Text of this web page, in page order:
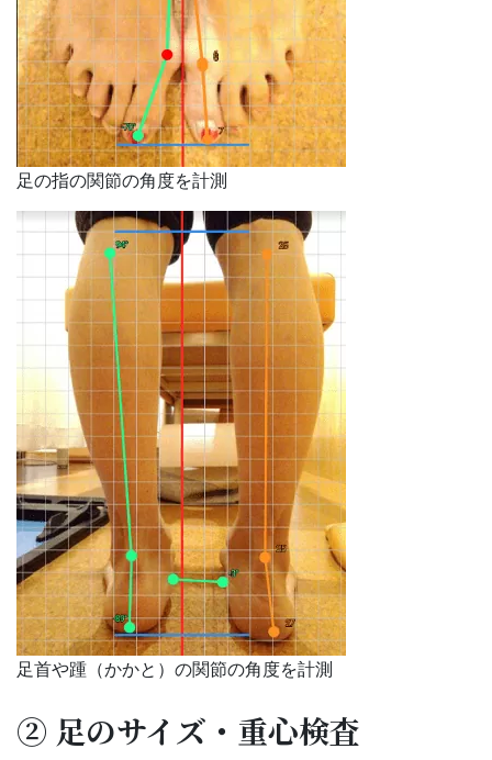
足の指の関節の角度を計測
足首や踵（かかと）の関節の角度を計測
② 足のサイズ・重心検査